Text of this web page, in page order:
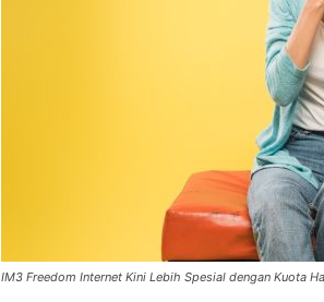
IM3 Freedom Internet Kini Lebih Spesial dengan Kuota